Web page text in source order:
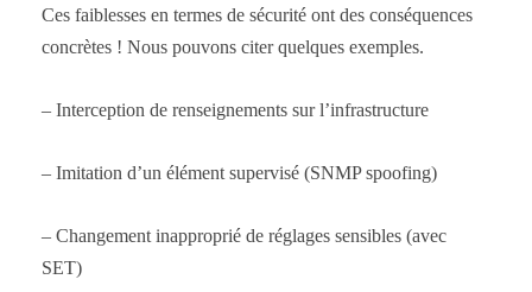
Ces faiblesses en termes de sécurité ont des conséquences
concrètes ! Nous pouvons citer quelques exemples.
– Interception de renseignements sur l’infrastructure
– Imitation d’un élément supervisé (SNMP spoofing)
– Changement inapproprié de réglages sensibles (avec
SET)